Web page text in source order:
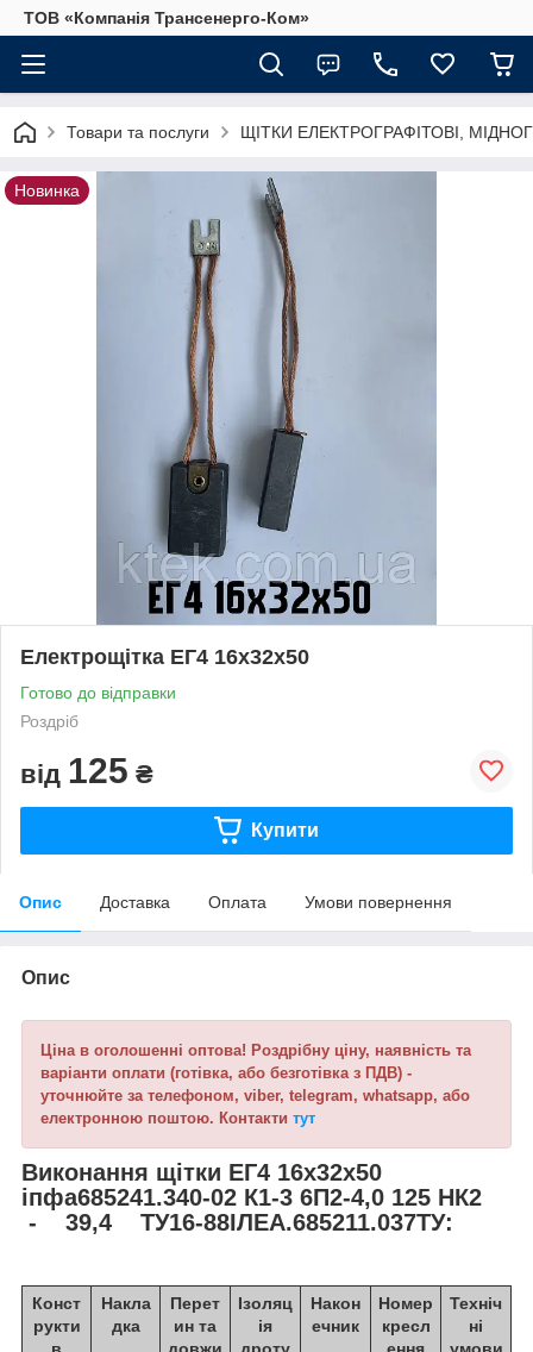
ТОВ «Компанія Трансенерго-Ком»
Товари та послуги ЩІТКИ ЕЛЕКТРОГРАФІТОВІ,
Новинка
Електрощітка ЕГ4 16х32х50
Готово до відправки
Роздріб
від 125 ₴
Купити
Опис Доставка Оплата Умови повернення
Опис
Ціна в оголошенні оптова! Роздрібну ціну, наявність та
варіанти оплати (готівка, або безготівка з ПДВ) -
уточнюйте за телефоном, viber, telegram, whatsapp, або
електронною поштою. Контакти тут
Виконання щітки ЕГ4 16х32х50
іпфа685241.340-02 К1-3 6П2-4,0 125 НК2
- 39,4 ТУ16-88ІЛЕА.685211.037ТУ:
Конст
рукти
Накла
дка
Перет
ин та
Ізоляц
ія
Након
ечник
Номер
кресл
Техніч
ні